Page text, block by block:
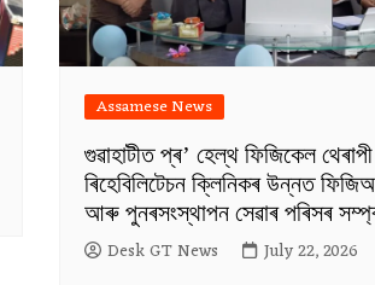
Assamese News
গুৱাহাটীত প্ৰ’ হেল্থ ফিজিকেল
ৰিহেবিলিটেচন ক্লিনিকৰ উন্নত
আৰু পুনৰসংস্থাপন সেৱাৰ পৰিসৰ
Desk GT News July 22, 2026